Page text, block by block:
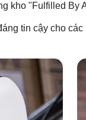
kho "Fulfilled By
tin cậy cho